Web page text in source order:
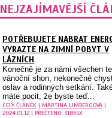
NEJZAJÍMAVĚJŠÍ
POTŘEBUJETE NABRAT
VYRAZTE NA ZIMNÍ POBYT V
LÁZNÍCH
Konečně je za námi všechen
vánoční shon, nekonečné
oslav a rodinných setkání.
máte pocit, že byste teď...
CELÝ ČLÁNEK | MARTINA LIMBERGOVÁ |
2024.01.12 | PŘEČTENO: 31865X